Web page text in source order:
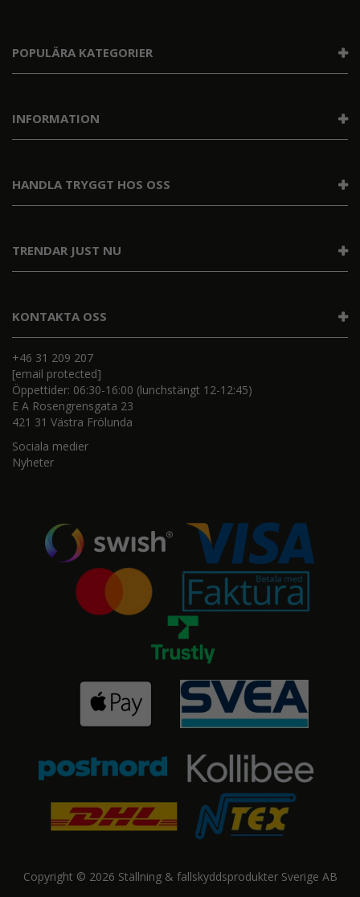
KONTAKTA OSS
+46 31 209 207
[email protected]
Öppettider: 06:30-16:00 (lunchstängt 12-12:45)
E A Rosengrensgata 23
421 31 Västra Frölunda
Sociala medier
Nyheter
POPULÄRA KATEGORIER
INFORMATION
TRENDAR JUST NU
HANDLA TRYGGT HOS OSS
Copyright © 2026 Ställning & fallskyddsprodukter Sverige AB